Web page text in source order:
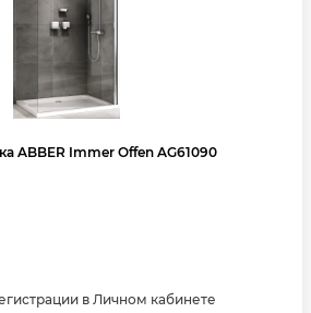
ABBER Immer Offen AG61090
в Личном кабинете